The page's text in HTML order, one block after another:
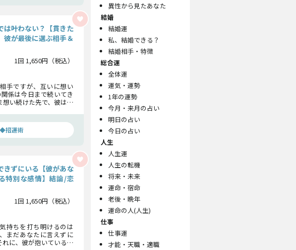
は叶わない？【貫きた
彼が最後に選ぶ相手＆
1回 1,650円（税込）
手ですが、互いに想い
係は今日まで続いてき
い続けた先で、彼はあ
招運術
きずにいる【彼があな
特別な感情】結論/恋
1回 1,650円（税込）
持ちを打ち明けるのは
まだあなたに言えずに
に、彼が抱いているの
異性から見たあなた
結婚
結婚運
私、結婚できる？
結婚相手・特徴
総合運
全体運
運気・運勢
1年の運勢
今月・来月の占い
明日の占い
今日の占い
人生
人生運
人生の転機
将来・未来
運命・宿命
老後・晩年
運命の人(人生)
仕事
仕事運
才能・天職・適職